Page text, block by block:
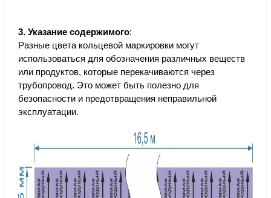
3. Указание содержимого:
Разные цвета кольцевой маркировки могут
использоваться для обозначения различных веществ
или продуктов, которые перекачиваются через
трубопровод. Это может быть полезно для
безопасности и предотвращения неправильной
эксплуатации.